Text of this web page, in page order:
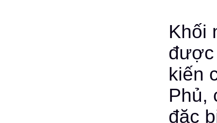
Khối
được
kiến
Phủ,
đặc